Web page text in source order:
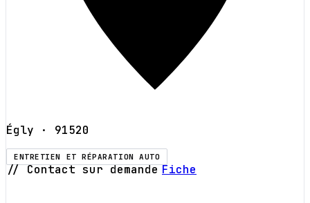
Égly · 91520
ENTRETIEN ET RÉPARATION AUTO
// Contact sur demande Fiche